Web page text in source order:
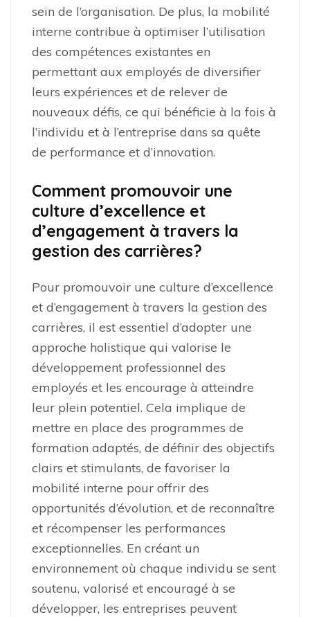
sein de l’organisation. De plus, la mobilité
interne contribue à optimiser l’utilisation
des compétences existantes en
permettant aux employés de diversifier
leurs expériences et de relever de
nouveaux défis, ce qui bénéficie à la fois à
l’individu et à l’entreprise dans sa quête
de performance et d’innovation.
Comment promouvoir une
culture d’excellence et
d’engagement à travers la
gestion des carrières?
Pour promouvoir une culture d’excellence
et d’engagement à travers la gestion des
carrières, il est essentiel d’adopter une
approche holistique qui valorise le
développement professionnel des
employés et les encourage à atteindre
leur plein potentiel. Cela implique de
mettre en place des programmes de
formation adaptés, de définir des objectifs
clairs et stimulants, de favoriser la
mobilité interne pour offrir des
opportunités d’évolution, et de reconnaître
et récompenser les performances
exceptionnelles. En créant un
environnement où chaque individu se sent
soutenu, valorisé et encouragé à se
développer, les entreprises peuvent